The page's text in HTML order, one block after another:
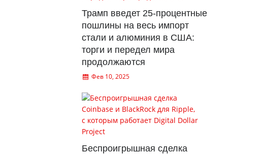
Трамп введет 25-процентные
пошлины на весь импорт
стали и алюминия в США:
торги и передел мира
продолжаются
Фев 10, 2025
Беспроигрышная сделка